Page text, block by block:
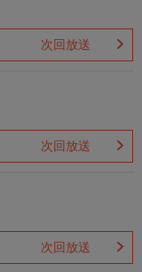
次回放送
次回放送
次回放送